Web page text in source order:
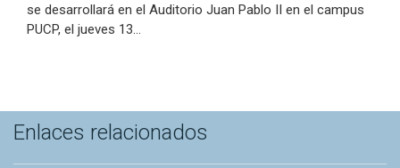
se desarrollará en el Auditorio Juan Pablo II en el campus
PUCP, el jueves 13…
Enlaces relacionados